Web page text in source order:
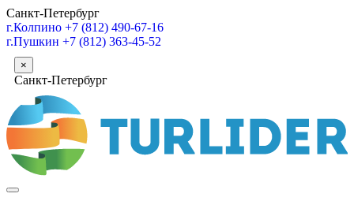
Санкт-Петербург
г.Колпино +7 (812) 490-67-16
г.Пушкин +7 (812) 363-45-52
×
Санкт-Петербург